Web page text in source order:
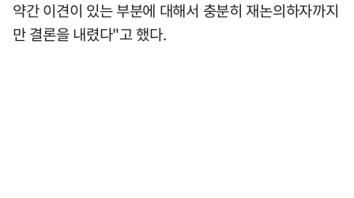
약간 이견이 있는 부분에 대해서 충분히 재논의하자까지
만 결론을 내렸다"고 했다.